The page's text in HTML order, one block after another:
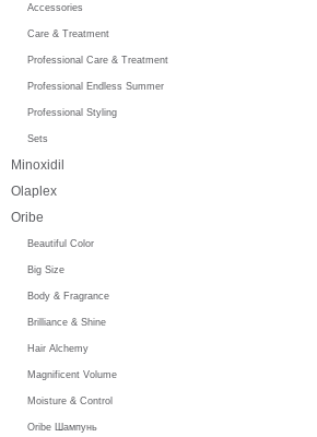
Accessories
Care & Treatment
Professional Care & Treatment
Professional Endless Summer
Professional Styling
Sets
Minoxidil
Olaplex
Oribe
Beautiful Color
Big Size
Body & Fragrance
Brilliance & Shine
Hair Alchemy
Magnificent Volume
Moisture & Control
Oribe Шампунь